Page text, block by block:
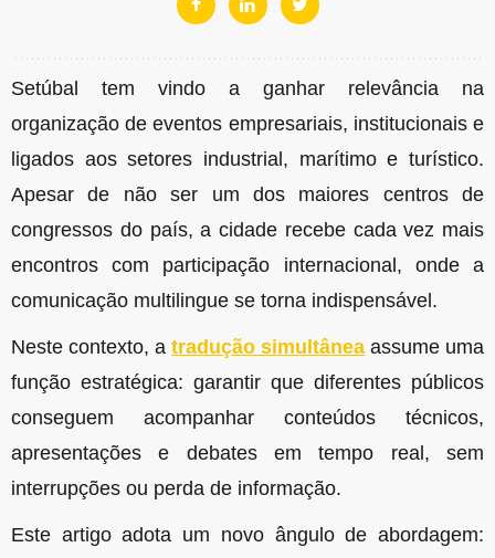
Setúbal tem vindo a ganhar relevância na
organização de eventos empresariais, institucionais e
ligados aos setores industrial, marítimo e turístico.
Apesar de não ser um dos maiores centros de
congressos do país, a cidade recebe cada vez mais
encontros com participação internacional, onde a
comunicação multilingue se torna indispensável.
Neste contexto, a tradução simultânea assume uma
função estratégica: garantir que diferentes públicos
conseguem acompanhar conteúdos técnicos,
apresentações e debates em tempo real, sem
interrupções ou perda de informação.
Este artigo adota um novo ângulo de abordagem: